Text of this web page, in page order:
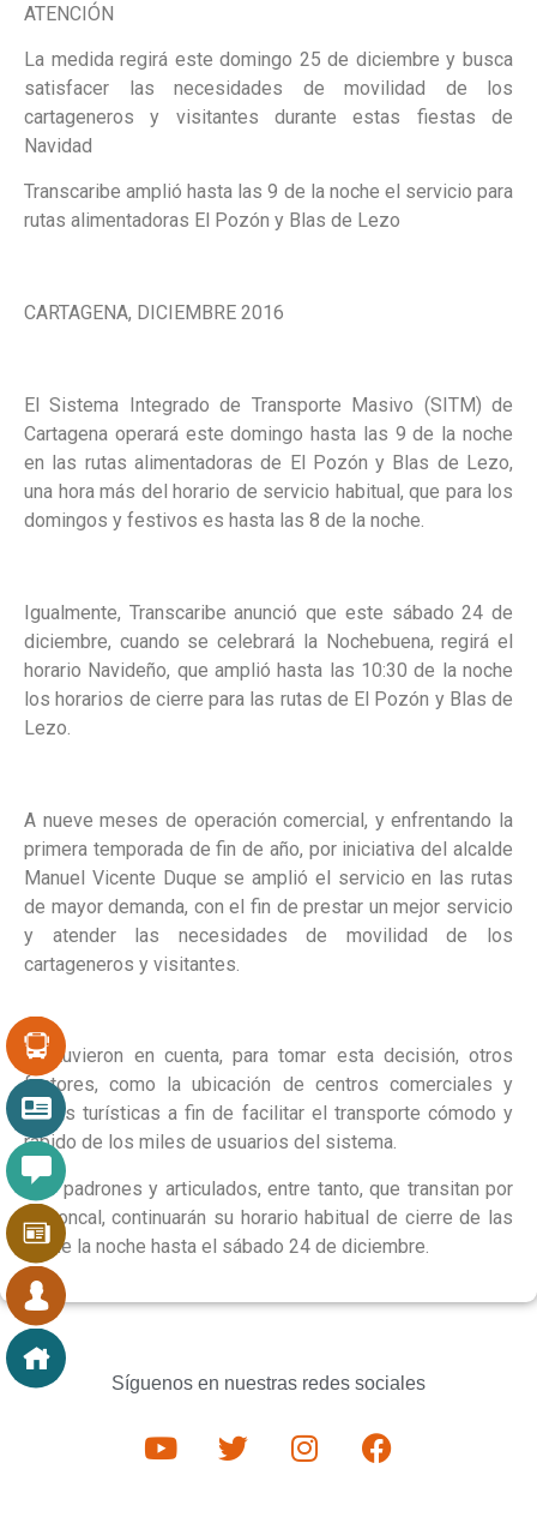
ATENCIÓN
La medida regirá este domingo 25 de diciembre y busca
satisfacer las necesidades de movilidad de los
cartageneros y visitantes durante estas fiestas de
Navidad
Transcaribe amplió hasta las 9 de la noche el servicio para
rutas alimentadoras El Pozón y Blas de Lezo
CARTAGENA, DICIEMBRE 2016
El Sistema Integrado de Transporte Masivo (SITM) de
Cartagena operará este domingo hasta las 9 de la noche
en las rutas alimentadoras de El Pozón y Blas de Lezo,
una hora más del horario de servicio habitual, que para los
domingos y festivos es hasta las 8 de la noche.
Igualmente, Transcaribe anunció que este sábado 24 de
diciembre, cuando se celebrará la Nochebuena, regirá el
horario Navideño, que amplió hasta las 10:30 de la noche
los horarios de cierre para las rutas de El Pozón y Blas de
Lezo.
A nueve meses de operación comercial, y enfrentando la
primera temporada de fin de año, por iniciativa del alcalde
Manuel Vicente Duque se amplió el servicio en las rutas
de mayor demanda, con el fin de prestar un mejor servicio
y atender las necesidades de movilidad de los
cartageneros y visitantes.
Se tuvieron en cuenta, para tomar esta decisión, otros
factores, como la ubicación de centros comerciales y
zonas turísticas a fin de facilitar el transporte cómodo y
rápido de los miles de usuarios del sistema.
Los padrones y articulados, entre tanto, que transitan por
la troncal, continuarán su horario habitual de cierre de las
11 de la noche hasta el sábado 24 de diciembre.
Síguenos en nuestras redes sociales